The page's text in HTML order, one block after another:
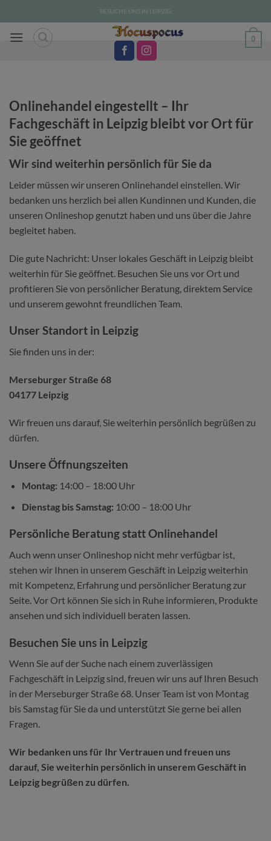
Inhalt
springen
BESUCHE UNS IN LEIPZIG
0
Onlinehandel eingestellt – Ihr
Fachgeschäft in Leipzig bleibt vor Ort für
Sie geöffnet
Wir sind weiterhin persönlich für Sie da
Leider müssen wir unseren Onlinehandel einstellen. Wir
bedanken uns herzlich bei allen Kundinnen und Kunden, die
unseren Onlineshop genutzt haben und uns über die Jahre
begleitet haben.
Die gute Nachricht: Unser lokales Geschäft in Leipzig bleibt
weiterhin für Sie geöffnet. Besuchen Sie uns vor Ort und
profitieren Sie von persönlicher Beratung, direktem Service
und unserem gewohnt freundlichen Team.
Unser Standort in Leipzig
Sie finden uns in der:
Merseburger Straße 68
04177 Leipzig
Wir freuen uns darauf, Sie weiterhin persönlich begrüßen zu
dürfen.
Unsere Öffnungszeiten
Montag: 14:00 – 18:00 Uhr
Dienstag bis Samstag: 10:00 – 18:00 Uhr
Persönliche Beratung statt Onlinehandel
Auch wenn unser Onlineshop nicht mehr verfügbar ist,
stehen wir Ihnen in unserem Geschäft in Leipzig weiterhin
mit Kompetenz, Erfahrung und persönlicher Beratung zur
Seite. Vor Ort können Sie sich in Ruhe informieren, Produkte
ansehen und sich individuell beraten lassen.
Besuchen Sie uns in Leipzig
Wenn Sie auf der Suche nach einem zuverlässigen
Fachgeschäft in Leipzig sind, freuen wir uns auf Ihren Besuch
in der Merseburger Straße 68. Unser Team ist von Montag
bis Samstag für Sie da und unterstützt Sie gerne bei allen
Fragen.
Wir bedanken uns für Ihr Vertrauen und freuen uns
darauf, Sie weiterhin persönlich in unserem Geschäft in
Leipzig begrüßen zu dürfen.